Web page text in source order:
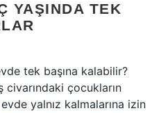
YAŞINDA TEK
tek başına kalabilir?
civarındaki çocukların
yalnız kalmalarına izin